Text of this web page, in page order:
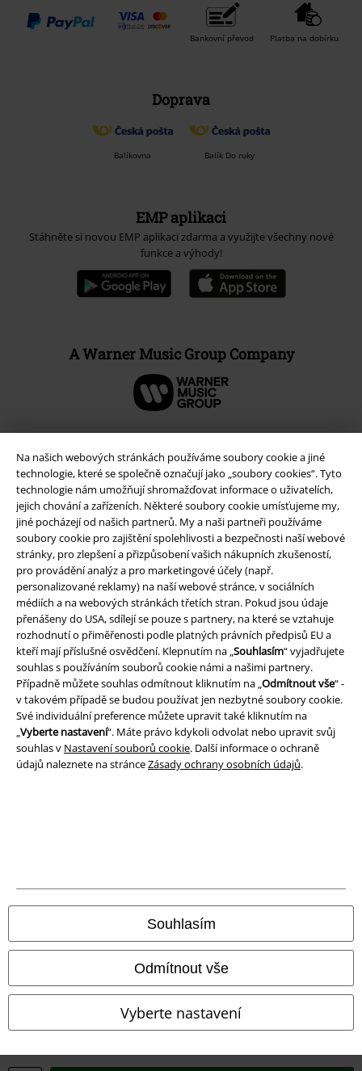
Na našich webových stránkách používáme soubory cookie a jiné
technologie, které se společně označují jako „soubory cookies“. Tyto
technologie nám umožňují shromažďovat informace o uživatelích,
jejich chování a zařízeních. Některé soubory cookie umísťujeme my,
jiné pocházejí od našich partnerů. My a naši partneři používáme
soubory cookie pro zajištění spolehlivosti a bezpečnosti naší webové
stránky, pro zlepšení a přizpůsobení vašich nákupních zkušeností,
pro provádění analýz a pro marketingové účely (např.
personalizované reklamy) na naší webové stránce, v sociálních
médiích a na webových stránkách třetích stran. Pokud jsou údaje
přenášeny do USA, sdílejí se pouze s partnery, na které se vztahuje
rozhodnutí o přiměřenosti podle platných právních předpisů EU a
kteří mají příslušné osvědčení. Klepnutím na „Souhlasím“ vyjadřujete
souhlas s používáním souborů cookie námi a našimi partnery.
Případně můžete souhlas odmítnout kliknutím na „Odmítnout vše“ -
v takovém případě se budou používat jen nezbytné soubory cookie.
Své individuální preference můžete upravit také kliknutím na
„Vyberte nastavení“. Máte právo kdykoli odvolat nebo upravit svůj
souhlas v Nastavení souborů cookie. Další informace o ochraně
údajů naleznete na stránceZásady ochrany osobních údajů.
Souhlasím
Odmítnout vše
Vyberte nastavení
Bankovní převod Platba na dobírku
Doprava
Balíkovna Balík Do ruky
EMP aplikaci
Stáhněte si novou EMP aplikaci zdarma a využijte všechny nové
funkce a výhody!
A Warner Music Group Company
Právní informace
Podmínky
Prohlášení
Ochrana osobních údajů
Likvidace odpadu a ochrana životního prostředí
Prohlášení o shodě
Všechny ceny jsou včetně DPH, bezpoštovného a balného
© 1986-2026 EMP Merchandising
Naše online obchody